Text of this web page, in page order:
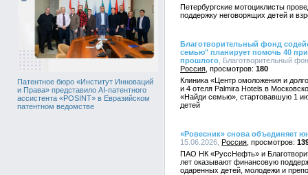
Патентное бюро «Институт Инноваций
и Права» представило AI-патентного
ассистента «POSINT» в Евразийском
патентном ведомстве
Петербургские мотоциклисты
поддержку неговорящих детей и
Благотворительный фонд
семью" планирует помочь 40
прошлого , Благотворительный
Россия
180
Клиника «Центр омоложения и
и 4 отеля Palmira Hotels в
«Найди семью», стартовавшую 1
детей
«Ровесник» снова объединяет
15.06.2026, Россия
ПАО НК «РуссНефть» и
лет оказывают финансовую
одаренных детей, молодежи и